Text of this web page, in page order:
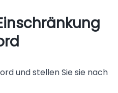
und stellen Sie sie nach